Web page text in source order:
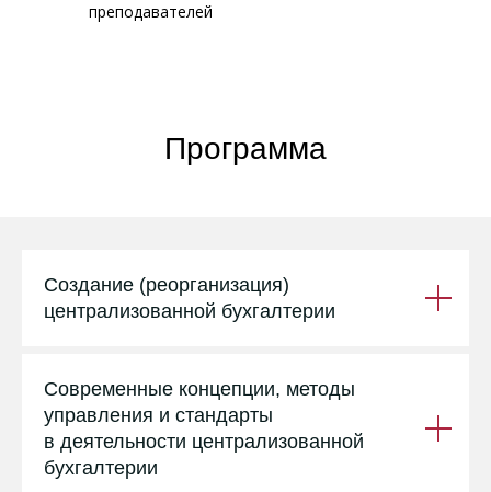
преподавателей
Программа
Создание (реорганизация)
централизованной бухгалтерии
Современные концепции, методы
управления и стандарты
в деятельности централизованной
бухгалтерии